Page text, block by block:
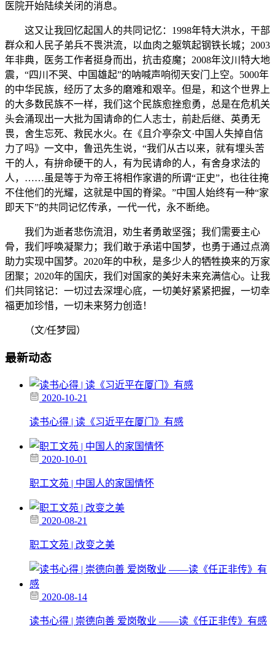
医院开始陆续关闭的消息。
这又让我回忆起国人的共同记忆：1998年特大洪水，干部
群众和人民子弟兵不畏洪流，以血肉之躯筑起钢铁长城；2003
年非典，医务工作者挺身而出，抗击疫魔；2008年汶川特大地
震，“四川不哭、中国雄起”的呐喊声响彻天安门上空。5000年
的中华民族，经历了太多的磨难和艰辛。但是，和这个世界上
的大多数民族不一样，我们这个民族愈挫愈勇，总是在危机关
头会涌现出一大批为国请命的仁人志士，前赴后继、英勇无
畏，舍生忘死、救民水火。在《且介亭杂文·中国人失掉自信
力了吗》一文中，鲁迅先生说，“我们从古以来，就有埋头苦
干的人，有拚命硬干的人，有为民请命的人，有舍身求法的
人，……虽是等于为帝王将相作家谱的所谓“正史”，也往往掩
不住他们的光耀，这就是中国的脊梁。”中国人始终有一种“家
即天下”的共同记忆传承，一代一代，永不断绝。
我们为逝者悲伤流泪，劝生者勇敢坚强；我们需要主心
骨，我们呼唤凝聚力；我们敢于承诺中国梦，也勇于通过点滴
助力实现中国梦。2020年的中秋，是多少人的牺牲换来的万家
团聚；2020年的国庆，我们对国家的美好未来充满信心。让我
们共同铭记：一切过去深埋心底，一切美好紧紧把握，一切幸
福更加珍惜，一切未来努力创造！
（文/任梦园）
最新动态
2020-10-21
读书心得 | 读《习近平在厦门》有感
2020-10-01
职工文苑 | 中国人的家国情怀
2020-08-21
职工文苑 | 改变之美
2020-08-14
读书心得 | 崇德向善 爱岗敬业 ——读《任正非传》有感